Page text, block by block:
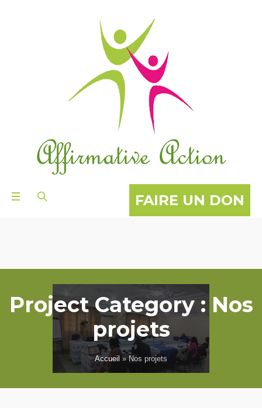
FAIRE UN DON
Project Category : Nos
projets
Accueil »Nos projets